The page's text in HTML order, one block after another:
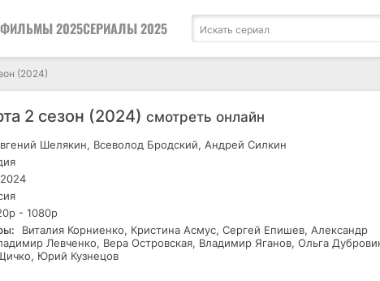
ФИЛЬМЫ 2025СЕРИАЛЫ 2025
(2024)
2 сезон (2024) смотреть онлайн
Шелякин, Всеволод Бродский, Андрей Силкин
2024
- 1080р
Виталия Корниенко, Кристина Асмус, Сергей Епишев, Александр
Левченко, Вера Островская, Владимир Яганов, Ольга
Юрий Кузнецов